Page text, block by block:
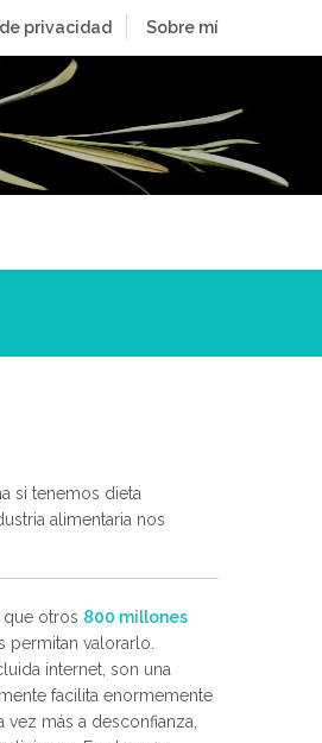
privacidad Sobre mí
si tenemos dieta
alimentaria nos
que otros 800 millones
permitan valorarlo.
internet, son una
facilita enormemente
más a desconfianza,